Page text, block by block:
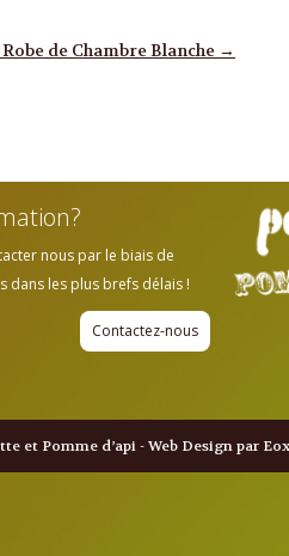
de Chambre Blanche →
nous par le biais de
les plus brefs délais !
Contactez-nous
et Pomme d’api - Web Design par